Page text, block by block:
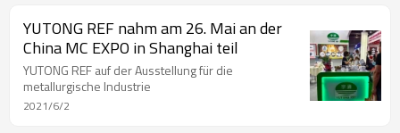
YUTONG REF nahm am 26. Mai an der
China MC EXPO in Shanghai teil
YUTONG REF auf der Ausstellung für die
metallurgische Industrie
2021/6/2